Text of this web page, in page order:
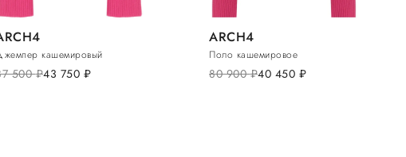
кашемировый
500руб.43 750 руб.
ARCH4
Поло кашемировое
80 900руб.40 450 руб.